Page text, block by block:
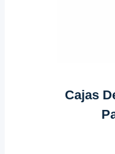
Cajas